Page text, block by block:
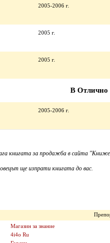
2005-2006 г.
2005 г.
2005 г.
В Отлично
2005-2006 г.
книгата за продажба в сайта
ще изпрати книгата до вас.
Магазин за знание
4i4o Ru